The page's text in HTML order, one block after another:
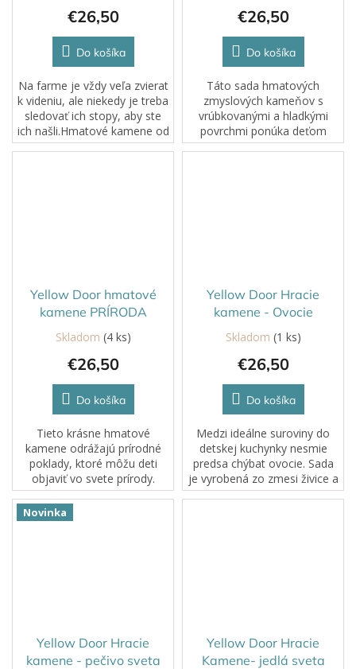
€26,50
Do košíka
Na farme je vždy veľa zvierat
k videniu, ale niekedy je treba
sledovať ich stopy, aby ste
ich našli.Hmatové kamene od
Yellow Door rozvíjajú zmysly,
€26,50
Do košíka
Táto sada hmatových
zmyslových kameňov s
vrúbkovanými a hladkými
povrchmi ponúka deťom
bohatý zmyslový zážitok.
Yellow Door hmatové
kamene PRÍRODA
Skladom (4 ks)
€26,50
Do košíka
Tieto krásne hmatové
kamene odrážajú prírodné
poklady, ktoré môžu deti
objaviť vo svete prírody.
Yellow Door Hracie
kamene - Ovocie
Skladom (1 ks)
€26,50
Do košíka
Medzi ideálne suroviny do
detskej kuchynky nesmie
predsa chýbat ovocie. Sada
je vyrobená zo zmesi živice a
kameňa a je veľmi odolná
Novinka
Yellow Door Hracie
kamene - pečivo sveta
Yellow Door Hracie
Kamene- jedlá sveta